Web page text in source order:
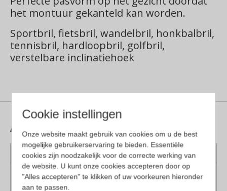
het montuur gekanteld kan worden.
Sportbril, fietsbril, wandelbril, honkbalbril,
tennisbril, hardloopbril, golfbril,
verstelbare inclinatiehoek
Aanvullende informatie
Kleur montuur
Blauw
Montuur
materiaal
Kunststof
Cookie instellingen
Onze website maakt gebruik van cookies om u de best
mogelijke gebruikerservaring te bieden. Essentiële
cookies zijn noodzakelijk voor de correcte werking van
de website. U kunt onze cookies accepteren door op
"Alles accepteren" te klikken of uw voorkeuren hieronder
aan te passen.